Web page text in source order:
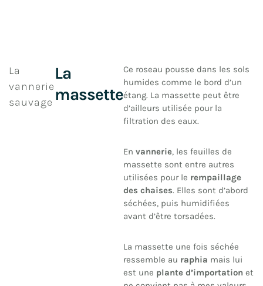
La
vannerie
sauvage
La
massette
Ce roseau pousse dans les sols
humides comme le bord d’un
étang. La massette peut être
d’ailleurs utilisée pour la
filtration des eaux.
En vannerie, les feuilles de
massette sont entre autres
utilisées pour le rempaillage
des chaises. Elles sont d’abord
séchées, puis humidifiées
avant d’être torsadées.
La massette une fois séchée
ressemble au raphia mais lui
est une plante d’importation et